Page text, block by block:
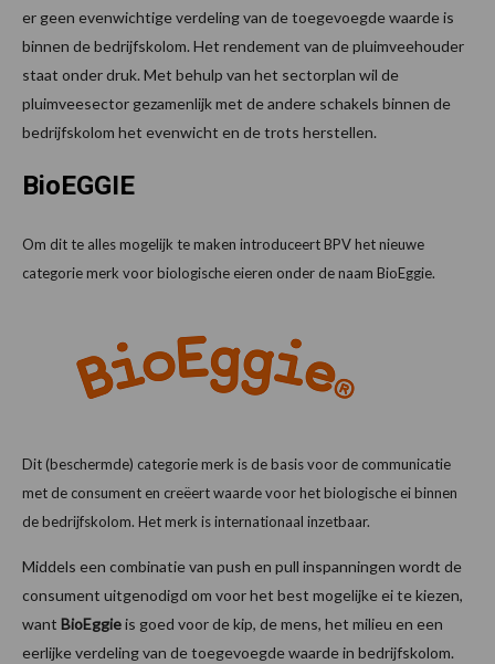
er geen evenwichtige verdeling van de toegevoegde waarde is
binnen de bedrijfskolom. Het rendement van de pluimveehouder
staat onder druk. Met behulp van het sectorplan wil de
pluimveesector gezamenlijk met de andere schakels binnen de
bedrijfskolom het evenwicht en de trots herstellen.
BioEGGIE
Om dit te alles mogelijk te maken introduceert BPV het nieuwe
categorie merk voor biologische eieren onder de naam BioEggie.
Dit (beschermde) categorie merk is de basis voor de communicatie
met de consument en creëert waarde voor het biologische ei binnen
de bedrijfskolom. Het merk is internationaal inzetbaar.
Middels een combinatie van push en pull inspanningen wordt de
consument uitgenodigd om voor het best mogelijke ei te kiezen,
want BioEggieis goed voor de kip, de mens, het milieu en een
eerlijke verdeling van de toegevoegde waarde in bedrijfskolom.